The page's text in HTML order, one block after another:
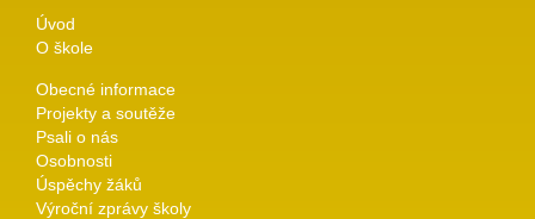
Úvod
O škole
Obecné informace
Projekty a soutěže
Psali o nás
Osobnosti
Úspěchy žáků
Výroční zprávy školy